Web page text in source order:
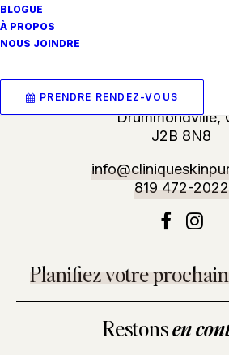
BLOGUE
À PROPOS
NOUS JOINDRE
PRENDRE RENDEZ-VOUS
2125 Bd Lemire
Drummondville,
J2B 8N8
819 472-2022
Planifiez votre prochain
Restonsen